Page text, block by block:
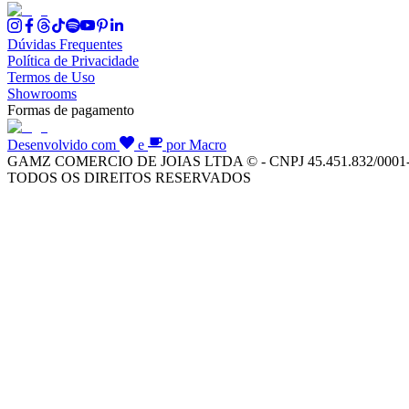
Dúvidas Frequentes
Política de Privacidade
Termos de Uso
Showrooms
Formas de pagamento
Desenvolvido com e
por Macro
GAMZ COMERCIO DE JOIAS LTDA © - CNPJ 45.451.832/
TODOS OS DIREITOS RESERVADOS